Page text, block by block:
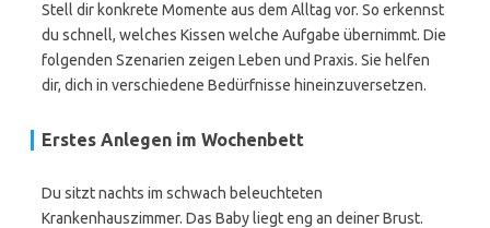
Stell dir konkrete Momente aus dem Alltag vor. So erkennst
du schnell, welches Kissen welche Aufgabe übernimmt. Die
folgenden Szenarien zeigen Leben und Praxis. Sie helfen
dir, dich in verschiedene Bedürfnisse hineinzuversetzen.
Erstes Anlegen im Wochenbett
Du sitzt nachts im schwach beleuchteten
Krankenhauszimmer. Das Baby liegt eng an deiner Brust.